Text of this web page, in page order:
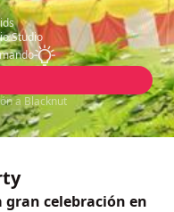
Studio
a Blacknut
gran celebración en